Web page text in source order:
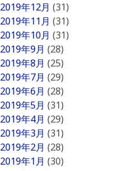
2019年12月 (31)
2019年11月 (31)
2019年10月 (31)
2019年9月 (28)
2019年8月 (25)
2019年7月 (29)
2019年6月 (28)
2019年5月 (31)
2019年4月 (29)
2019年3月 (31)
2019年2月 (28)
2019年1月 (30)